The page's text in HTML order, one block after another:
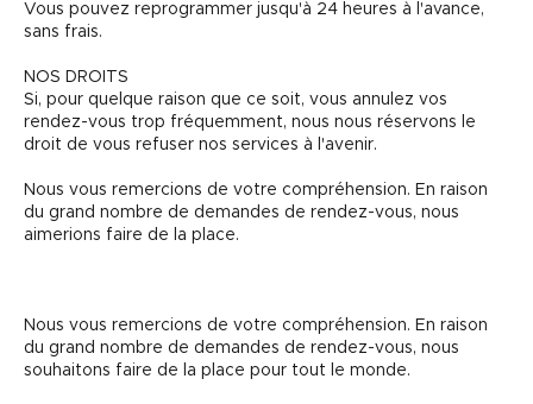
Vous pouvez reprogrammer jusqu'à 24 heures à l'avance,
sans frais.
NOS DROITS
Si, pour quelque raison que ce soit, vous annulez vos
rendez-vous trop fréquemment, nous nous réservons le
droit de vous refuser nos services à l'avenir.
Nous vous remercions de votre compréhension. En raison
du grand nombre de demandes de rendez-vous, nous
aimerions faire de la place.
Nous vous remercions de votre compréhension. En raison
du grand nombre de demandes de rendez-vous, nous
souhaitons faire de la place pour tout le monde.